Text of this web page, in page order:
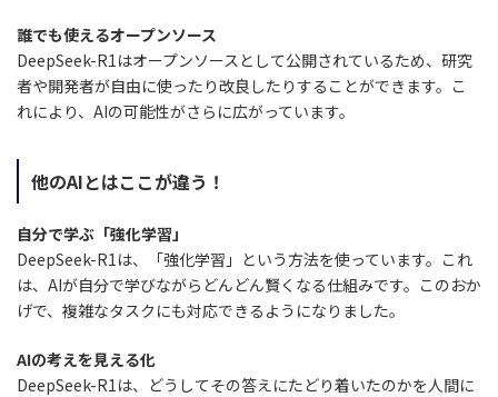
誰でも使えるオープンソース
DeepSeek-R1はオープンソースとして公開されているため、研究
者や開発者が自由に使ったり改良したりすることができます。こ
れにより、AIの可能性がさらに広がっています。
他のAIとはここが違う！
自分で学ぶ「強化学習」
DeepSeek-R1は、「強化学習」という方法を使っています。これ
は、AIが自分で学びながらどんどん賢くなる仕組みです。このおか
げで、複雑なタスクにも対応できるようになりました。
AIの考えを見える化
DeepSeek-R1は、どうしてその答えにたどり着いたのかを人間に